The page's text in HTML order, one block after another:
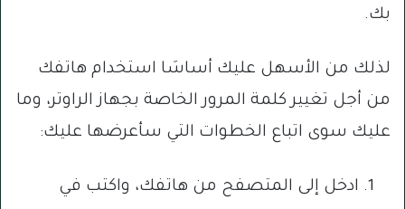
بك.
لذلك من الأسهل عليك أساسَا استخدام هاتفك
من أجل تغيير كلمة المرور الخاصة بجهاز الراوتر، وما
عليك سوى اتباع الخطوات التي سأعرضها عليك:
ادخل إلى المتصفح من هاتفك، واكتب في